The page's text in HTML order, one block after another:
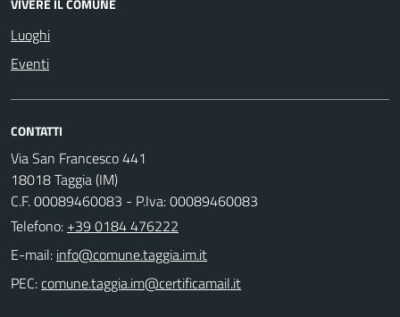
VIVERE IL COMUNE
Luoghi
Eventi
CONTATTI
Via San Francesco 441
18018 Taggia (IM)
C.F. 00089460083 - P.Iva: 00089460083
Telefono: +39 0184 476222
E-mail:
PEC: